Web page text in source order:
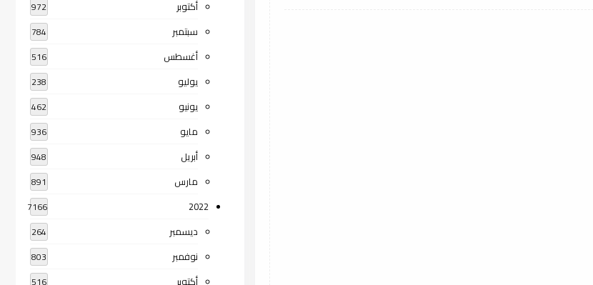
أكتوبر 972
سبتمبر 784
أغسطس 516
يوليو 238
يونيو 462
مايو 936
أبريل 948
مارس 891
2022
7166
ديسمبر 264
نوفمبر 803
أكتوبر